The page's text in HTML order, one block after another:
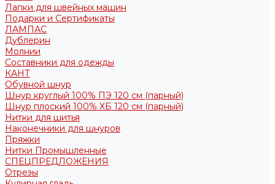
Лапки для швейных машин
Подарки и Сертификаты
ЛАМПАС
Дублерин
Молнии
Составники для одежды
КАНТ
Обувной шнур
Шнур круглый 100% ПЭ 120 см (парный)
Шнур плоский 100% ХБ 120 см (парный)
Нитки для шитья
Наконечники для шнуров
Пряжки
Нитки Промышленные
СПЕЦПРЕДЛОЖЕНИЯ
Отрезы